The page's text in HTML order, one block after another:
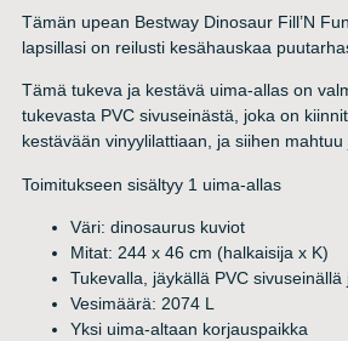
Tämän upean Bestway Dinosaur Fill’N
lapsillasi on reilusti kesähauskaa
Tämä tukeva ja kestävä uima-allas on
tukevasta PVC sivuseinästä, joka on
kestävään vinyylilattiaan, ja siihen
Toimitukseen sisältyy 1 uima-allas
Väri: dinosaurus kuviot
Mitat: 244 x 46 cm (halkaisija x K)
Tukevalla, jäykällä PVC sivuseinällä
Vesimäärä: 2074 L
Yksi uima-altaan korjauspaikka